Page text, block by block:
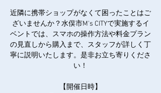
近隣に携帯ショップがなくて困ったことはご
ざいませんか？水俣市M's CITYで実施するイ
ベントでは、スマホの操作方法や料金プラン
の見直しから購入まで、スタッフが詳しく丁
寧に説明いたします。是非お立ち寄りくださ
い！
【開催日時】